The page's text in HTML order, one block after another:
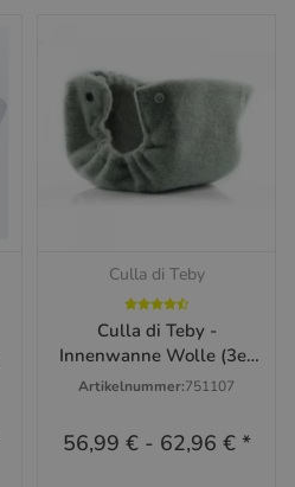
Culla di Teby
Culla di Teby -
Innenwanne Wolle (3er
Pack) versch. Größen
Artikelnummer:751107
56,99 €- 62,96 € *